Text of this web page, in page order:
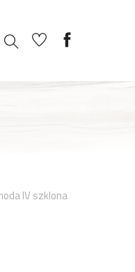
IV szklona